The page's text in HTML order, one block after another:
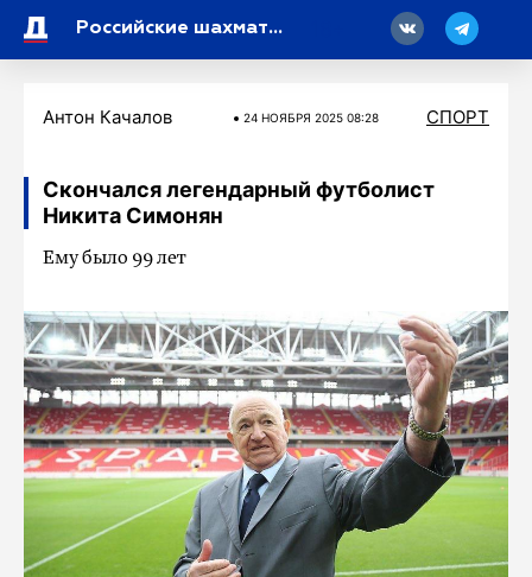
Российские шахматистки выиграли командный чемпионат мира
Антон Качалов 24 НОЯБРЯ 2025 08:28 СПОРТ
Скончался легендарный футболист
Никита Симонян
Ему было 99 лет